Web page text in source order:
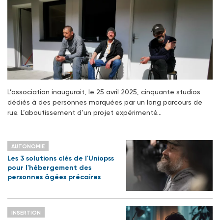
L’association inaugurait, le 25 avril 2025, cinquante studios
dédiés à des personnes marquées par un long parcours de
rue. L’aboutissement d’un projet expérimenté…
AUTONOMIE
Les 3 solutions clés de l'Uniopss
pour l'hébergement des
personnes âgées précaires
INSERTION